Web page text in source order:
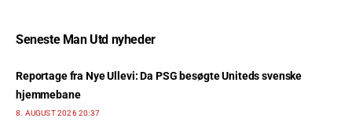
Seneste Man Utd nyheder
Reportage fra Nye Ullevi: Da PSG besøgte Uniteds svenske
hjemmebane
8. AUGUST 2026 20:37